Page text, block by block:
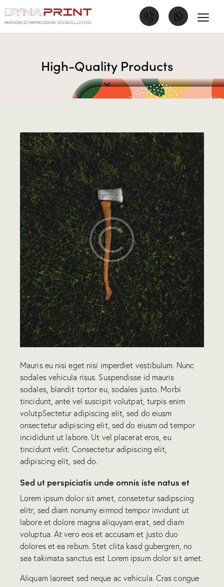
High-Quality Products
Mauris eu nisi eget nisi imperdiet vestibulum. Nunc
sodales vehicula risus. Suspendisse id mauris
sodales, blandit tortor eu, sodales justo. Morbi
tincidunt, ante vel suscipit volutpat, turpis enim
volutpSectetur adipiscing elit, sed do eiusm
onsectetur adipiscing elit, sed do eiusm od tempor
incididunt ut labore. Ut vel placerat eros, eu
tincidunt velit. Consectetur adipiscing elit,
adipiscing elit, sed do.
Sed ut perspiciatis unde omnis iste natus et
Lorem ipsum dolor sit amet, consetetur sadipscing
elitr, sed diam nonumy eirmod tempor invidunt ut
labore et dolore magna aliquyam erat, sed diam
voluptua. At vero eos et accusam et justo duo
dolores et ea rebum. Stet clita kasd gubergren, no
sea takimata sanctus est Lorem ipsum dolor sit amet.
Aliquam laoreet sed neque ac vehicula. Cras congue